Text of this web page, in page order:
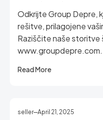
Odkrijte Group Depre,
rešitve, prilagojene
Raziščite naše storitve
www.groupdepre.com.
Read More
seller April 21, 2025